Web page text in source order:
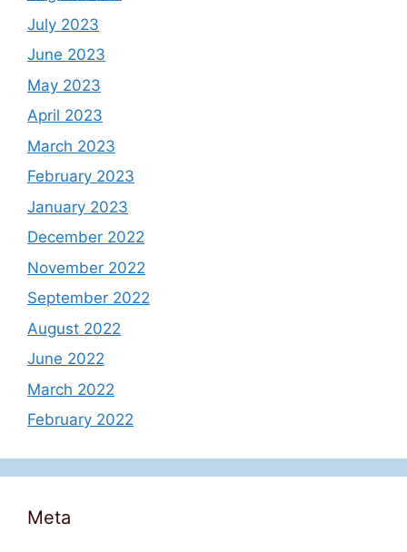
July 2023
June 2023
May 2023
April 2023
March 2023
February 2023
January 2023
December 2022
November 2022
September 2022
August 2022
June 2022
March 2022
February 2022
Meta